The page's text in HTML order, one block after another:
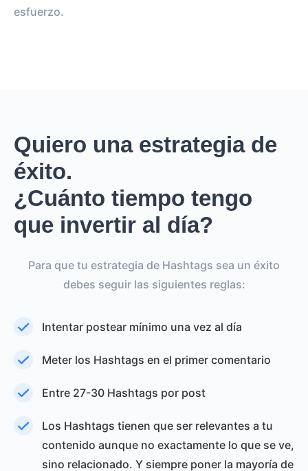
esfuerzo.
Quiero una estrategia de
éxito.
¿Cuánto tiempo tengo
que invertir al día?
Para que tu estrategia de Hashtags sea un éxito
debes seguir las siguientes reglas:
Intentar postear mínimo una vez al día
Meter los Hashtags en el primer comentario
Entre 27-30 Hashtags por post
Los Hashtags tienen que ser relevantes a tu
contenido aunque no exactamente lo que se ve,
sino relacionado. Y siempre poner la mayoría de